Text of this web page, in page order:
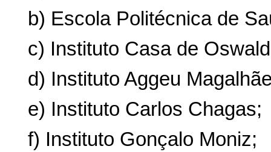
b) Escola Politécnica de
c) Instituto Casa de
d) Instituto Aggeu
e) Instituto Carlos Chagas;
f) Instituto Gonçalo Moniz;